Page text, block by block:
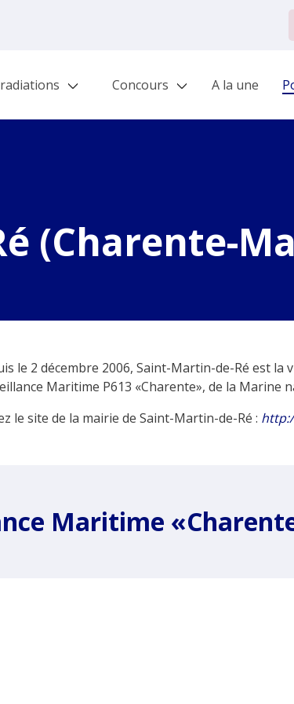
Concours A la une
(Charente-
le 2 décembre 2006, Saint-Martin-de-Ré est la
Maritime P613 «Charente», de la Marine
le site de la mairie de Saint-Martin-de-Ré :
Maritime